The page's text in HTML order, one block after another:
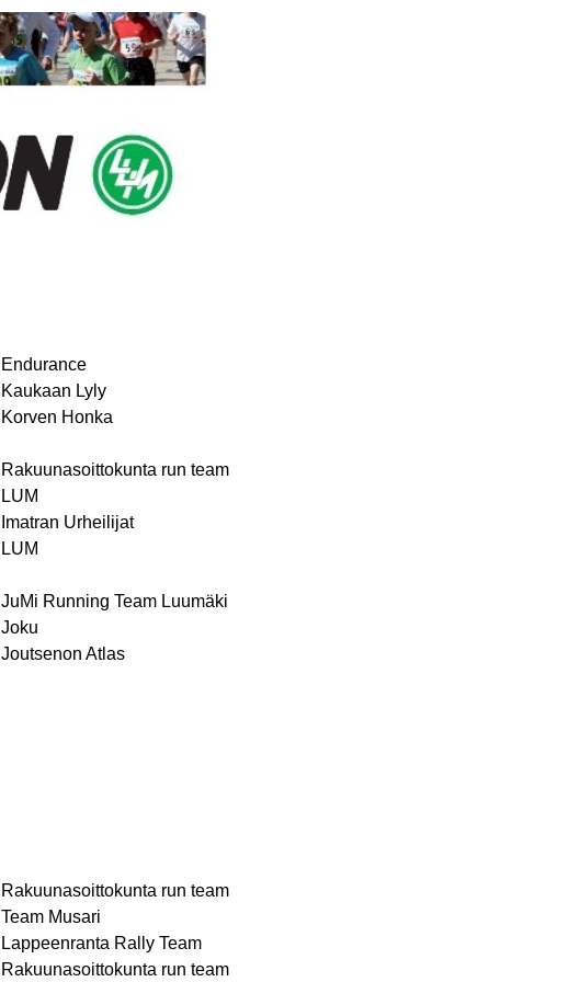
Endurance
Kaukaan Lyly
Korven Honka
Rakuunasoittokunta run team
LUM
Imatran Urheilijat
LUM
JuMi Running Team Luumäki
Joku
Joutsenon Atlas
Rakuunasoittokunta run team
Team Musari
Lappeenranta Rally Team
Rakuunasoittokunta run team